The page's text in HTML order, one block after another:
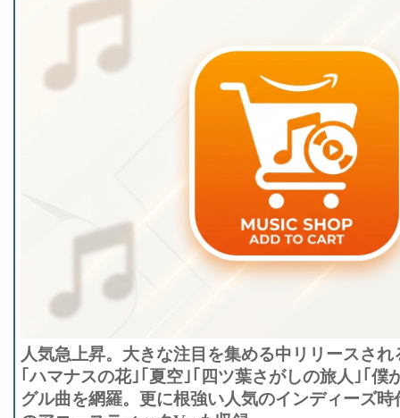
人気急上昇。大きな注目を集める中リリースされ
｢ハマナスの花｣｢夏空｣｢四ツ葉さがしの旅人｣｢僕
グル曲を網羅。更に根強い人気のインディーズ